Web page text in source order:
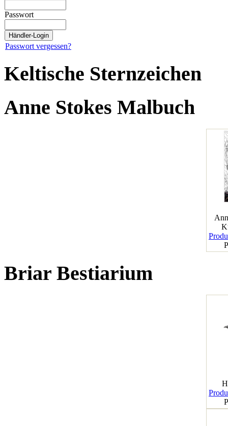
Passwort
Passwort vergessen?
Keltische Sternzeichen
Anne Stokes Malbuch
Briar Bestiarium